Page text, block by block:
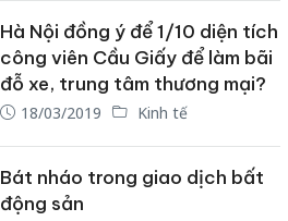
Hà Nội đồng ý để 1/10 diện tích
công viên Cầu Giấy để làm bãi
đỗ xe, trung tâm thương mại?
18/03/2019 Kinh tế
Bát nháo trong giao dịch bất
động sản